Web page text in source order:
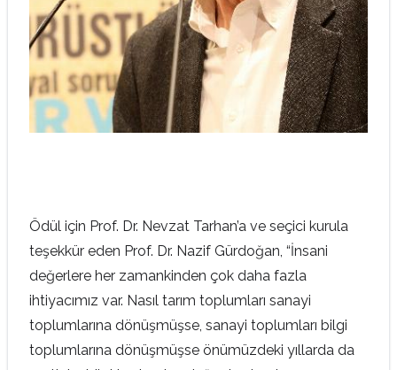
Ödül için Prof. Dr. Nevzat Tarhan’a ve seçici kurula
teşekkür eden Prof. Dr. Nazif Gürdoğan, “İnsani
değerlere her zamankinden çok daha fazla
ihtiyacımız var. Nasıl tarım toplumları sanayi
toplumlarına dönüşmüşse, sanayi toplumları bilgi
toplumlarına dönüşmüşse önümüzdeki yıllarda da